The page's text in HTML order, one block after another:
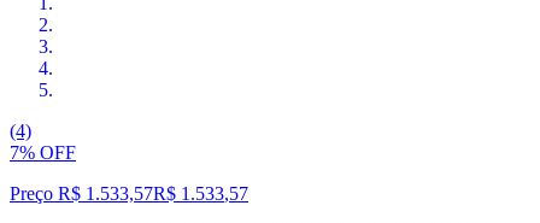
(4)
7% OFF
Preço R$ 1.533,57R$ 1.533,57